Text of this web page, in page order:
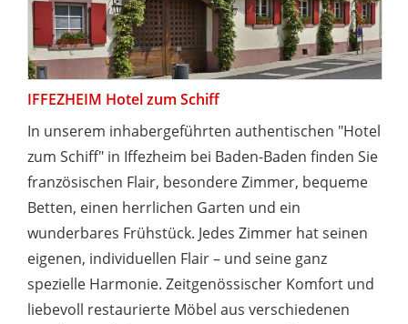
IFFEZHEIM Hotel zum Schiff
In unserem inhabergeführten authentischen "Hotel
zum Schiff" in Iffezheim bei Baden-Baden finden Sie
französischen Flair, besondere Zimmer, bequeme
Betten, einen herrlichen Garten und ein
wunderbares Frühstück. Jedes Zimmer hat seinen
eigenen, individuellen Flair – und seine ganz
spezielle Harmonie. Zeitgenössischer Komfort und
liebevoll restaurierte Möbel aus verschiedenen